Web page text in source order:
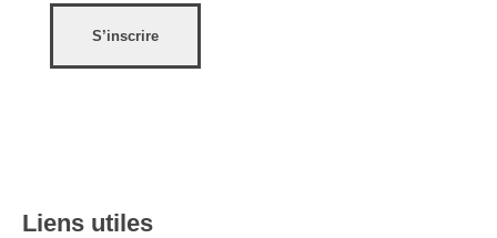
S’inscrire
Liens utiles